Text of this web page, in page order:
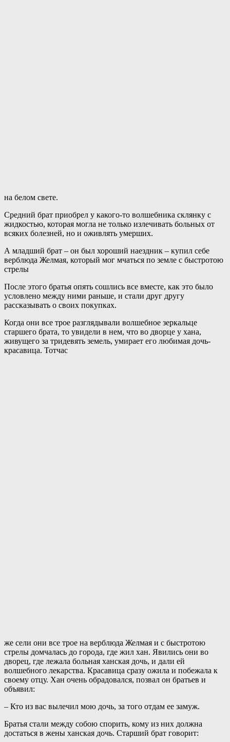
на белом свете.
Средний брат приобрел у какого-то волшебника склянку с
жидкостью, которая могла не только излечивать больных от
всяких болезней, но и оживлять умерших.
А младший брат – он был хороший наездник – купил себе
верблюда Желмая, который мог мчаться по земле с быстротою
стрелы
После этого братья опять сошлись все вместе, как это было
условлено между ними раньше, и стали друг другу
рассказывать о своих покупках.
Когда они все трое разглядывали волшебное зеркальце
старшего брата, то увидели в нем, что во дворце у хана,
живущего за тридевять земель, умирает его любимая дочь-
красавица. Тотчас
же сели они все трое на верблюда Желмая и с быстротою
стрелы домчалась до города, где жил хан. Явились они во
дворец, где лежала больная ханская дочь, и дали ей
волшебного лекарства. Красавица сразу ожила и побежала к
своему отцу. Хан очень обрадовался, позвал он братьев и
объявил:
– Кто из вас вылечил мою дочь, за того отдам ее замуж.
Братья стали между собою спорить, кому из них должна
достаться в жены ханская дочь. Старший брат говорит: